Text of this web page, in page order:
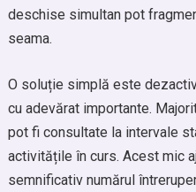
deschise simultan pot
seama.
O soluție simplă este
cu adevărat importante.
pot fi consultate la intervale
activitățile în curs. Acest mic
semnificativ numărul